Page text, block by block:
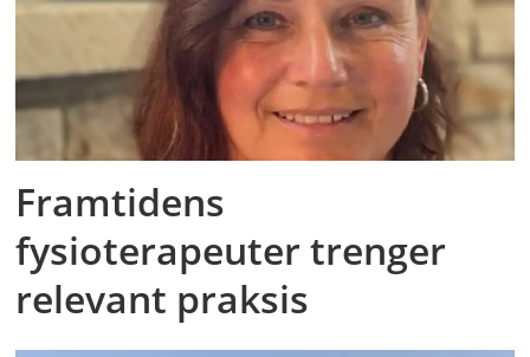
Framtidens
fysioterapeuter trenger
relevant praksis